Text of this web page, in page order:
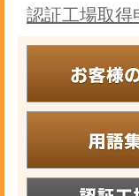
認証工場取得